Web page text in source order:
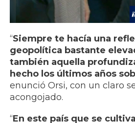
“Siempre te hacía una
geopolítica bastante
también aquella
hecho los últimos años
enunció Orsi, con un claro
acongojado.
“En este país que se